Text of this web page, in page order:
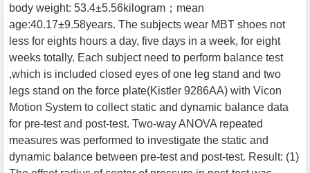
body weight: 53.4±5.56kilogram；mean
age:40.17±9.58years. The subjects wear MBT shoes not
less for eights hours a day, five days in a week, for eight
weeks totally. Each subject need to perform balance test
,which is included closed eyes of one leg stand and two
legs stand on the force plate(Kistler 9286AA) with Vicon
Motion System to collect static and dynamic balance data
for pre-test and post-test. Two-way ANOVA repeated
measures was performed to investigate the static and
dynamic balance between pre-test and post-test. Result: (1)